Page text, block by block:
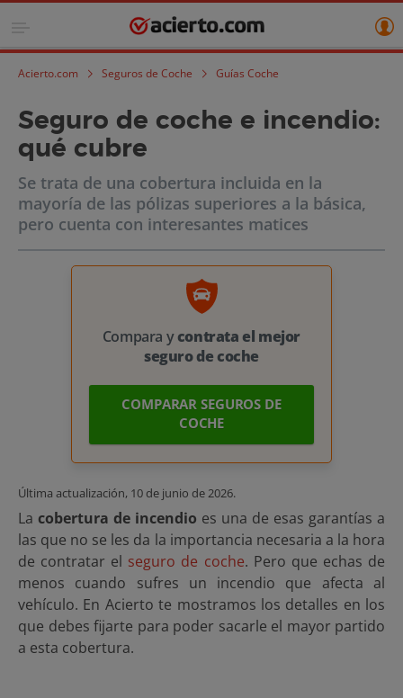
Acierto.com Seguros de Coche Guías Coche
Seguro de coche e incendio:
qué cubre
Se trata de una cobertura incluida en la
mayoría de las pólizas superiores a la básica,
pero cuenta con interesantes matices
Compara ycontrata el mejor
seguro de coche
COMPARAR SEGUROS DE
COCHE
Última actualización, 10 de junio de 2026.
La cobertura de incendio es una de esas garantías a
las que no se les da la importancia necesaria a la hora
de contratar el seguro de coche. Pero que echas de
menos cuando sufres un incendio que afecta al
vehículo. En Acierto te mostramos los detalles en los
que debes fijarte para poder sacarle el mayor partido
a esta cobertura.